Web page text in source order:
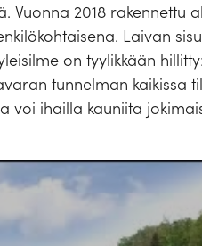
Vuonna 2018
Laivan
on tyylikkään
tunnelman kaikissa
voi ihailla kauniita